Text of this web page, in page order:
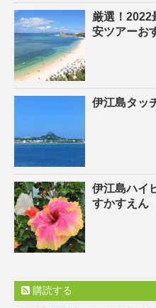
厳選！2022
安ツアーお
伊江島タッ
伊江島ハイ
すかすえん
購読する